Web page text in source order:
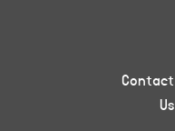
Contact
Us